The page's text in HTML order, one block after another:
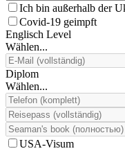
Ich bin außerhalb der
Covid-19 geimpft
Englisch Level
Wählen...
Diplom
Wählen...
USA-Visum